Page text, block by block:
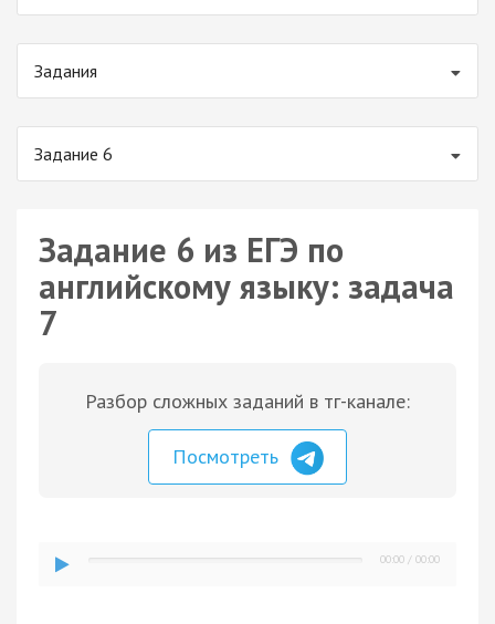
Задания
Задание 6
Задание 6 из ЕГЭ по
английскому языку: задача
7
Разбор сложных заданий в тг-канале:
Посмотреть
00:00 / 00:00